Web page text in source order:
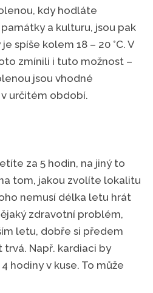
kdy hodláte
a kulturu, jsou pak
spíše kolem 18 – 20 °C. V
zmínili i tuto možnost –
jsou vhodné
určitém období.
za 5 hodin, na jiný to
tom, jakou zvolíte lokalitu
nemusí délka letu hrát
zdravotní problém,
letu, dobře si předem
Např. kardiaci by
hodiny v kuse. To může